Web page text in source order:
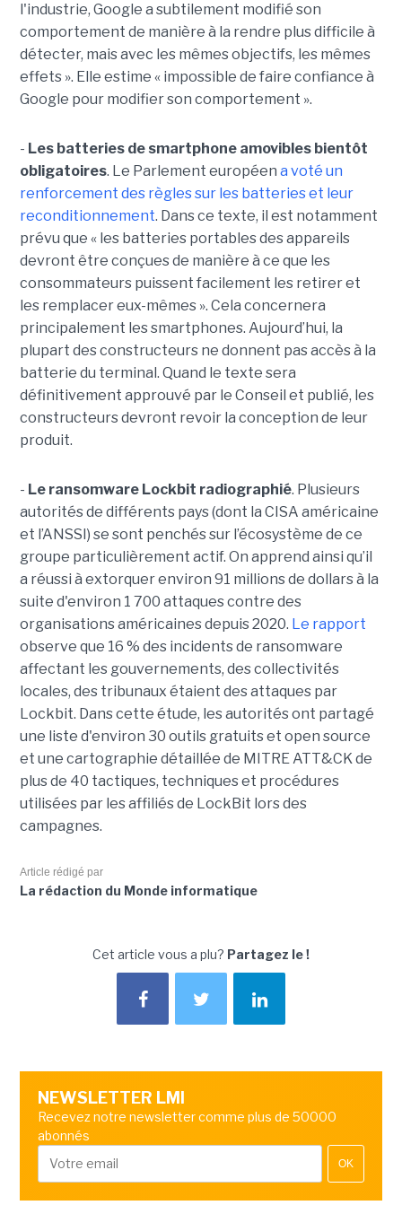
l'industrie, Google a subtilement modifié son
comportement de manière à la rendre plus difficile à
détecter, mais avec les mêmes objectifs, les mêmes
effets ». Elle estime « impossible de faire confiance à
Google pour modifier son comportement ».
- Les batteries de smartphone amovibles bientôt
obligatoires. Le Parlement européen a voté un
renforcement des règles sur les batteries et leur
reconditionnement. Dans ce texte, il est notamment
prévu que « les batteries portables des appareils
devront être conçues de manière à ce que les
consommateurs puissent facilement les retirer et
les remplacer eux-mêmes ». Cela concernera
principalement les smartphones. Aujourd’hui, la
plupart des constructeurs ne donnent pas accès à la
batterie du terminal. Quand le texte sera
définitivement approuvé par le Conseil et publié, les
constructeurs devront revoir la conception de leur
produit.
- Le ransomware Lockbit radiographié. Plusieurs
autorités de différents pays (dont la CISA américaine
et l’ANSSI) se sont penchés sur l’écosystème de ce
groupe particulièrement actif. On apprend ainsi qu’il
a réussi à extorquer environ 91 millions de dollars à la
suite d'environ 1 700 attaques contre des
organisations américaines depuis 2020. Le rapport
observe que 16 % des incidents de ransomware
affectant les gouvernements, des collectivités
locales, des tribunaux étaient des attaques par
Lockbit. Dans cette étude, les autorités ont partagé
une liste d'environ 30 outils gratuits et open source
et une cartographie détaillée de MITRE ATT&CK de
plus de 40 tactiques, techniques et procédures
utilisées par les affiliés de LockBit lors des
campagnes.
Article rédigé par
La rédaction du Monde informatique
Cet article vous a plu? Partagez le !
NEWSLETTER LMI
Recevez notre newsletter comme plus de 50000
abonnés
OK